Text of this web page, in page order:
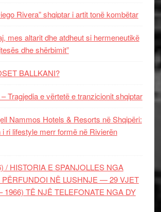
Rivera” shqiptar i artit tonë kombëtar
mes altarit dhe atdheut si hermeneutikë
dhe shërbimit”
BALLKANI?
Tragjedia e vërtetë e tranzicionit shqiptar
Nammos Hotels & Resorts në Shqipëri:
i ri lifestyle merr formë në Rivierën
/ HISTORIA E SPANJOLLES NGA
PËRFUNDOI NË LUSHNJE — 29 VJET
1966) TË NJË TELEFONATE NGA DY